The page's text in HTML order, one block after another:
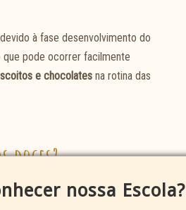
nossa Escola?
à fase desenvolvimento do
que pode ocorrer facilmente
e chocolates na rotina das
doces?